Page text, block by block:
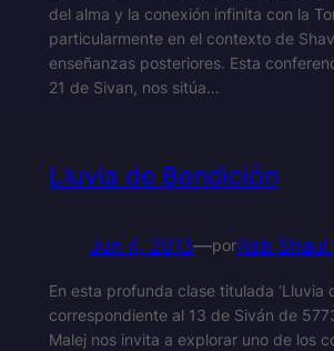
del alma y la conexión infinita con la
particularmente en el contexto de
enseñanzas posteriores. Esta
21 de Sivan, nos sitúa…
Lluvia de Bendición
Jun 4, 2013—porRab Shaul
En esta profunda clase titulada ‘Lluvia
correspondiente al 13 de Siván de
Malej nos invita a explorar uno de los